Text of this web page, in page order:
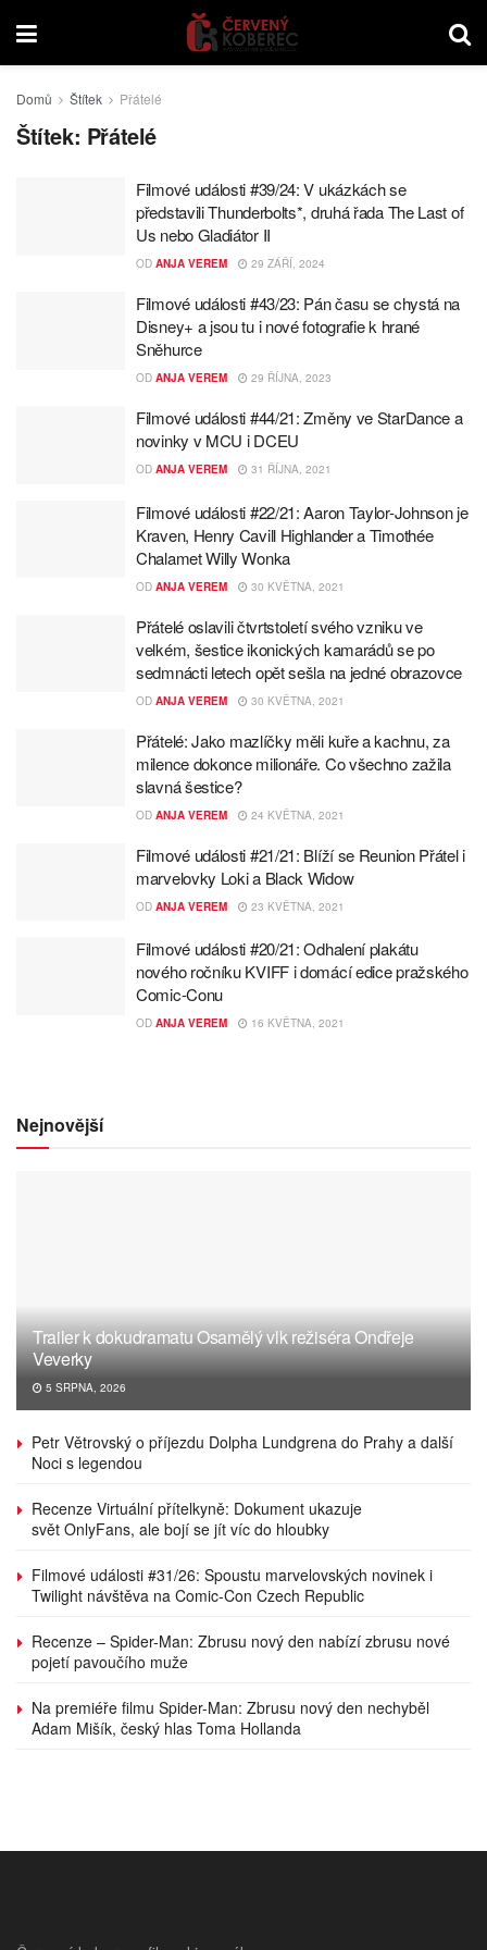
Domů Štítek Přátelé
Štítek: Přátelé
Filmové události #39/24: V ukázkách se
představili Thunderbolts­*, druhá řada The Last of
Us nebo Gladiátor II
OD ANJA VEREM 29 ZÁŘÍ, 2024
Filmové události #43/23: Pán času se chystá na
Disney+ a jsou tu i nové fotografie k hrané
Sněhurce
OD ANJA VEREM 29 ŘÍJNA, 2023
Filmové události #44/21: Změny ve StarDance a
novinky v MCU i DCEU
OD ANJA VEREM 31 ŘÍJNA, 2021
Filmové události #22/21: Aaron Taylor-Johnson je
Kraven, Henry Cavill Highlander a Timothée
Chalamet Willy Wonka
OD ANJA VEREM 30 KVĚTNA, 2021
Přátelé oslavili čtvrtstoletí svého vzniku ve
velkém, šestice ikonických kamarádů se po
sedmnácti letech opět sešla na jedné obrazovce
OD ANJA VEREM 30 KVĚTNA, 2021
Přátelé: Jako mazlíčky měli kuře a kachnu, za
milence dokonce milionáře. Co všechno zažila
slavná šestice?
OD ANJA VEREM 24 KVĚTNA, 2021
Filmové události #21/21: Blíží se Reunion Přátel i
marvelovky Loki a Black Widow
OD ANJA VEREM 23 KVĚTNA, 2021
Filmové události #20/21: Odhalení plakátu
nového ročníku KVIFF i domácí edice pražského
Comic-Conu
OD ANJA VEREM 16 KVĚTNA, 2021
Nejnovější
Trailer k dokudramatu Osamělý vlk režiséra Ondřeje
Veverky
5 SRPNA, 2026
Petr Větrovský o příjezdu Dolpha Lundgrena do Prahy a další
Noci s legendou
Recenze Virtuální přítelkyně: Dokument ukazuje
svět OnlyFans, ale bojí se jít víc do hloubky
Filmové události #31/26: Spoustu marvelovských novinek i
Twilight návštěva na Comic-Con Czech Republic
Recenze – Spider-Man: Zbrusu nový den nabízí zbrusu nové
pojetí pavoučího muže
Na premiéře filmu Spider-Man: Zbrusu nový den nechyběl
Adam Mišík, český hlas Toma Hollanda